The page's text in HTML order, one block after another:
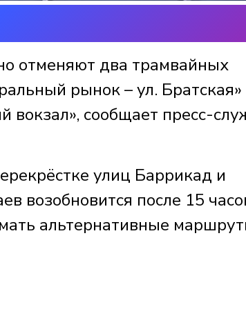
отменяют два трамвайных
рынок – ул. Братская»
сообщает пресс-
улиц Баррикад и
возобновится после 15
альтернативные